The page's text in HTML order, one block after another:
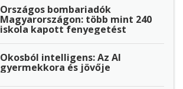
Országos bombariadók
Magyarországon: több mint 240
iskola kapott fenyegetést
Okosból intelligens: Az AI
gyermekkora és jövője